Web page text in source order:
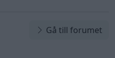
Gå till forumet